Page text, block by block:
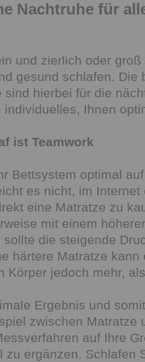
Nachtruhe für
und zierlich oder
gesund schlafen.
sind hierbei für die
individuelles, Ihnen
ist Teamwork
Bettsystem optimal
es nicht, im
eine Matratze zu
mit einem
sollte die steigende
härtere Matratze
Körper jedoch mehr,
Ergebnis und
zwischen Matratze
auf Ihre
zu ergänzen. Schlafen